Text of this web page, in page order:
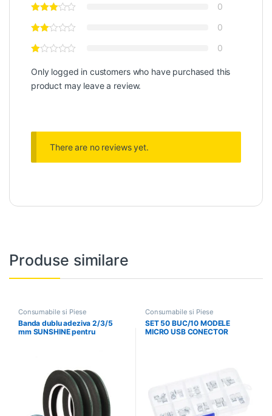
0
0
0
Only logged in customers who have purchased this
product may leave a review.
There are no reviews yet.
Produse similare
Consumabile si Piese
Banda dublu adeziva 2/3/5
mm SUNSHINE pentru
Consumabile si Piese
SET 50 BUC/10 MODELE
MICRO USB CONECTOR